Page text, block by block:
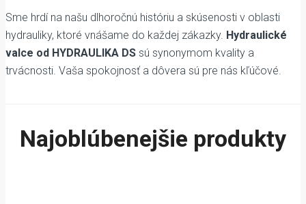
Sme hrdí na našu dlhoročnú históriu a skúsenosti v oblasti
hydrauliky, ktoré vnášame do každej zákazky. Hydraulické
valce od HYDRAULIKA DS sú synonymom kvality a
trvácnosti. Vaša spokojnosť a dôvera sú pre nás kľúčové.
Najoblúbenejšie produkty